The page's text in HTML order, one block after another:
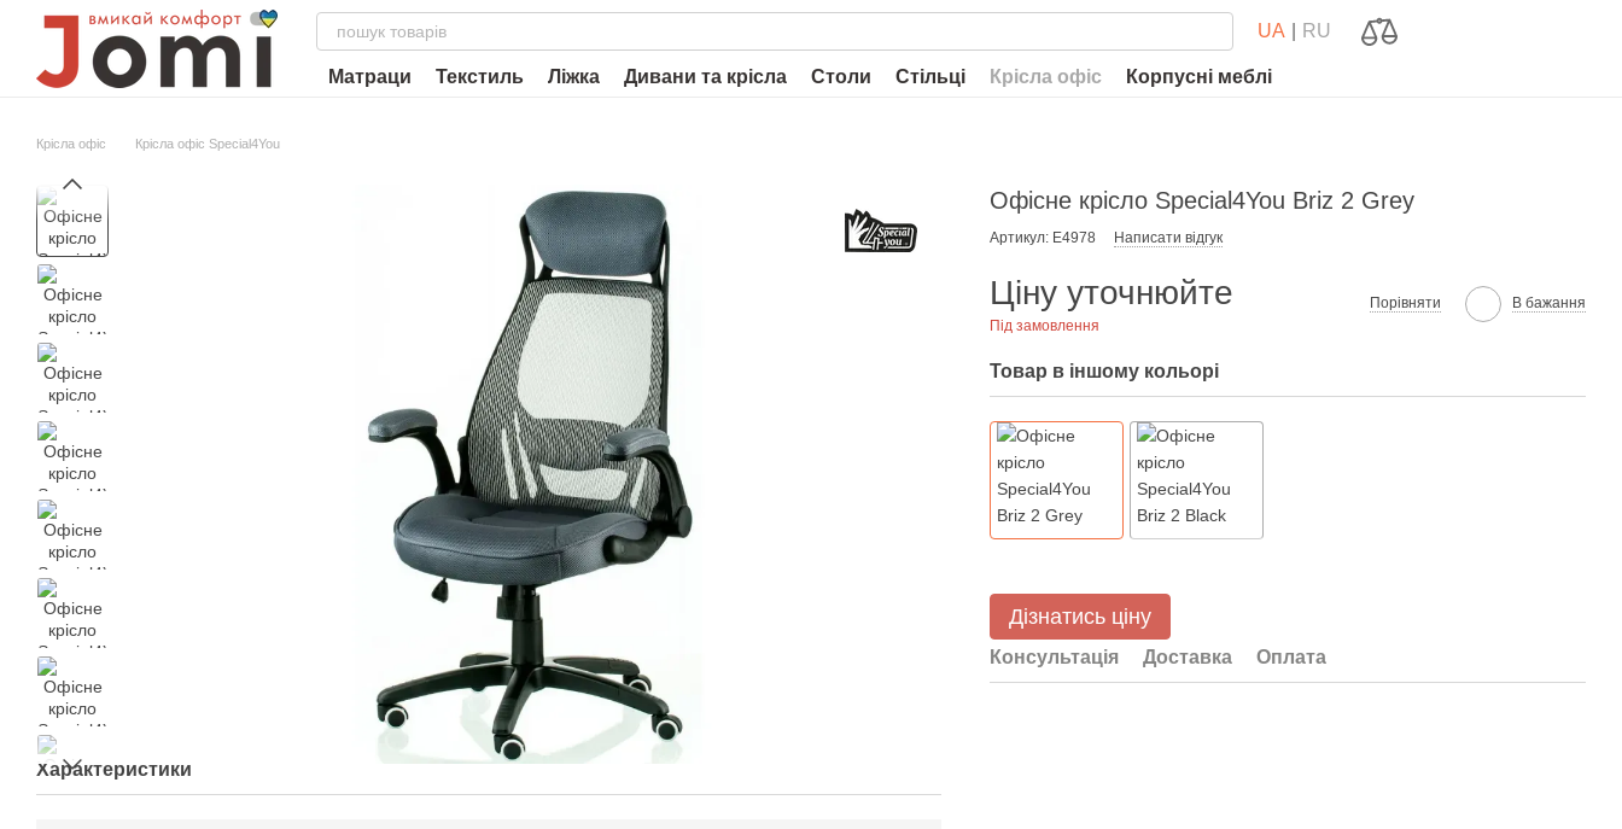
Перейти до основного контенту
UA RU
Матраци Текстиль Ліжка Дивани та крісла Столи Стільці Крісла офіс Корпусні меблі
Крісла офіс Крісла офіс Special4You
Характеристики
Офісне крісло Special4You Briz 2 Grey
Артикул: E4978 Написати відгук
Ціну уточнюйте
Під замовлення
Порівняти В бажання
Товар в іншому кольорі
Дізнатись ціну
Консультація Доставка Оплата